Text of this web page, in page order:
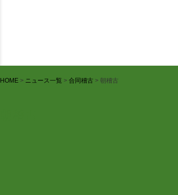
HOME > ニュース一覧 > 合同稽古 > 朝稽古